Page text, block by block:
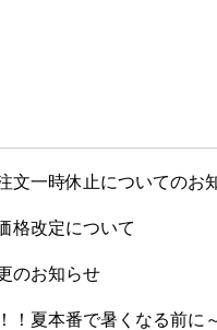
文一時休止についてのお
格改定について
のお知らせ
！夏本番で暑くなる前に